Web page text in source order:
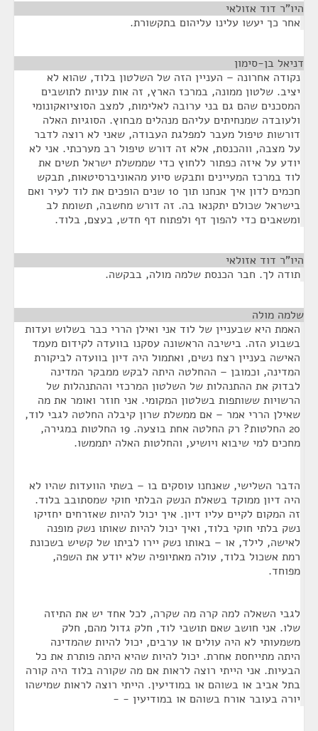
היו"ר דוד אזולאי
אחר כך יעשו עלינו עליהום בתקשורת.
דניאל בן-סימון
נקודה אחרונה – העניין הזה של השלטון בלוד, שהוא לא
יציב. שלטון ממונה, במרכז הארץ, זה אות עניות לתושבים
המסכנים שהם גם בני ערובה לאלימות, למצב הסוציואקונומי
ולעובדה שמנחיתים עליהם מנהלים מבחוץ. הסוגיות האלה
דורשות טיפול מעבר למפלגת העבודה, שאני לא רוצה לדבר
על מצבה, ווהכנסת, אלא זה דורש טיפול רב מערכתי. אני לא
יודע על איזה כפתור ללחוץ כדי שממשלת ישראל תשים את
לוד במרכז המעיינים ותבקש סיוע מהאוניברסיטאות, תבקש
חכמים לדון איך אנחנו תוך 10 שנים הופכים את לוד לעיר ואם
בישראל שכולם יתקנאו בה. זה דורש מחשבה, תשומת לב
ומשאבים כדי להפוך דף ולפתוח דף חדש, בעצם, בלוד.
היו"ר דוד אזולאי
תודה לך. חבר הכנסת שלמה מולה, בבקשה.
שלמה מולה
האמת היא שבעניין של לוד אני ואילן הררי כבר בשלוש ועדות
בשבוע הזה. בישיבה הראשונה עסקנו בוועדה לקידום מעמד
האישה בעניין רצח נשים, ואתמול היה דיון בוועדה לביקורת
המדינה, וכמובן – ההחלטה היתה לבקש ממבקר המדינה
לבדוק את ההתנהלות של השלטון המרכזי וההתנהלות של
הרשויות ששותפות בשלטון המקומי. אני חוזר ואומר את מה
שאילן הררי אמר – אם ממשלת שרון קיבלה החלטה לגבי לוד,
20 החלטות? רק החלטה אחת בוצעה. 19 החלטות במגירה,
מחכים למי שיבוא ויושיע, והחלטות האלה יתממשו.
הדבר השלישי, שאנחנו עוסקים בו – בשתי הוועדות שהיו לא
היה דיון ממוקד בשאלת הנשק הבלתי חוקי שמסתובב בלוד.
זה המקום לקיים עליו דיון. איך יכול להיות שאזרחים יחזיקו
נשק בלתי חוקי בלוד, ואיך יכול להיות שאותו נשק מופנה
לאישה, לילד, או – באותו נשק יירו לביתו של קשיש בשכונת
רמת אשכול בלוד, עולה מאתיופיה שלא יודע את השפה,
מפוחד.
לגבי השאלה למה קרה מה שקרה, לכל אחד יש את התיזה
שלו. אני חושב שאם תושבי לוד, חלק גדול מהם, חלק
משמעותי לא היה עולים או ערבים, יכול להיות שהמדינה
היתה מתייחסת אחרת. יכול להיות שהיא היתה פותרת את כל
הבעיות. אני הייתי רוצה לראות אם מה שקורה בלוד היה קורה
בתל אביב או בשוהם או במודיעין. הייתי רוצה לראות שמישהו
יורה בעובר אורח בשוהם או במודיעין - -